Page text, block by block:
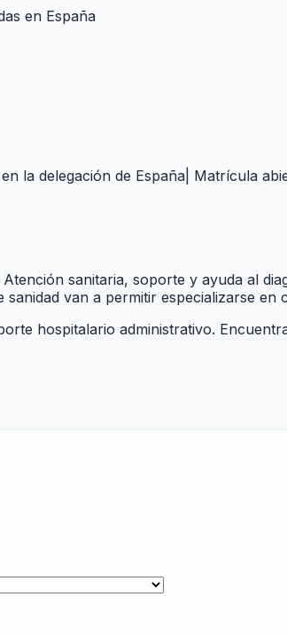
en España
la delegación de España | Matrícula
sanitaria, soporte y ayuda al
van a permitir especializarse
hospitalario administrativo.